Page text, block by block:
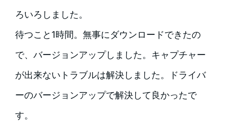
ろいろしました。
待つこと1時間。無事にダウンロードできたの
で、バージョンアップしました。キャプチャー
が出来ないトラブルは解決しました。ドライバ
ーのバージョンアップで解決して良かったで
す。